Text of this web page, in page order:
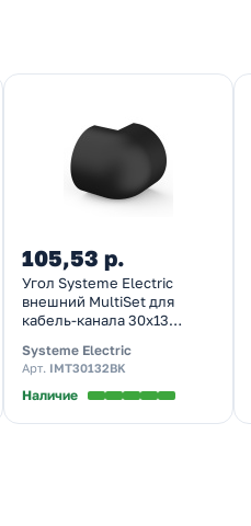
105,53 р.
Угол Systeme Electric
внешний MultiSet для
кабель-канала 30х13
Systeme Electric
Арт. IMT30132BK
Наличие